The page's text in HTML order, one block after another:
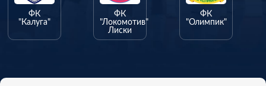
ФК
"Калуга"
ФК
"Локомотив"
Лиски
ФК
"Олимпик"